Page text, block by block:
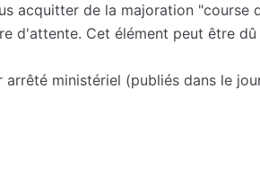
acquitter de la majoration "course
d'attente. Cet élément peut être dû
ministériel (publiés dans le